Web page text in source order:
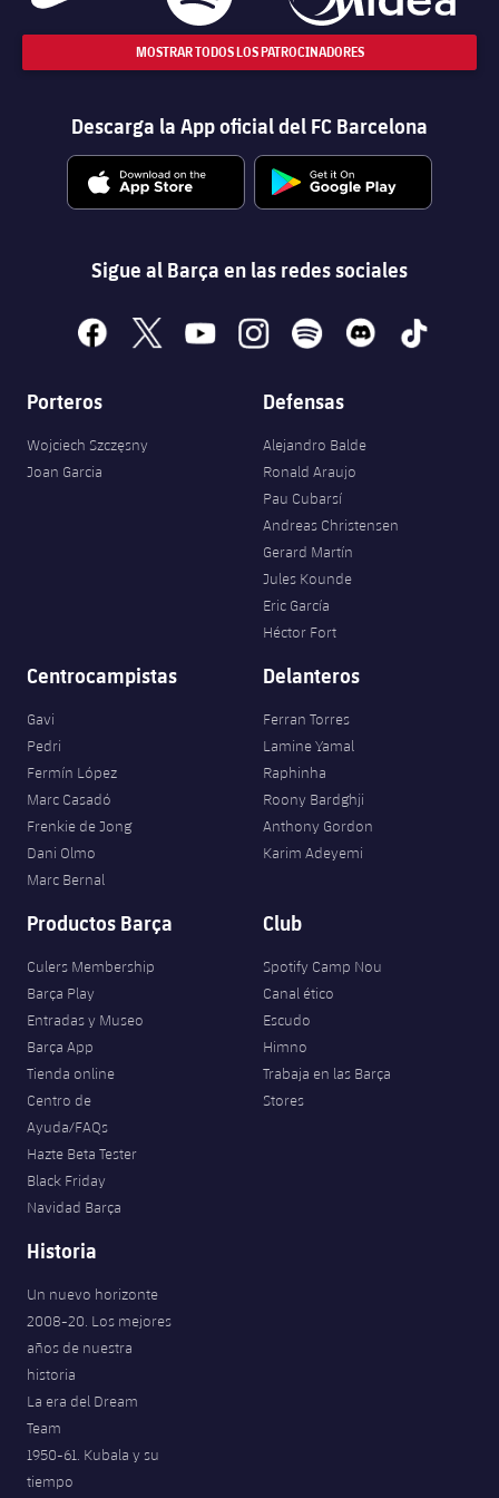
MOSTRAR TODOS LOS PATROCINADORES
Descarga la App oficial del FC Barcelona
Sigue al Barça en las redes sociales
facebook
x youtubeinstagramspotify discord tiktok
Porteros
Wojciech Szczęsny
Joan Garcia
Defensas
Alejandro Balde
Ronald Araujo
Pau Cubarsí
Andreas Christensen
Gerard Martín
Jules Kounde
Eric García
Héctor Fort
Centrocampistas
Gavi
Pedri
Fermín López
Marc Casadó
Frenkie de Jong
Dani Olmo
Marc Bernal
Delanteros
Ferran Torres
Lamine Yamal
Raphinha
Roony Bardghji
Anthony Gordon
Karim Adeyemi
Productos Barça
Culers Membership
Barça Play
Entradas y Museo
Barça App
Tienda online
Centro de
Ayuda/FAQs
Hazte Beta Tester
Black Friday
Navidad Barça
Club
Spotify Camp Nou
Canal ético
Escudo
Himno
Trabaja en las Barça
Stores
Historia
Un nuevo horizonte
2008-20. Los mejores
años de nuestra
historia
La era del Dream
Team
1950-61. Kubala y su
tiempo